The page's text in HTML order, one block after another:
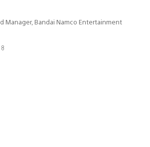
Manager, Bandai Namco Entertainment
8